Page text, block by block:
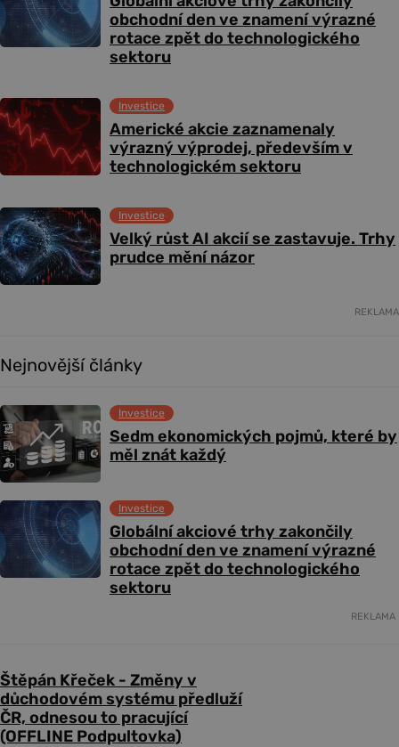
obchodní den ve znamení výrazné
rotace zpět do technologického
sektoru
Americké akcie zaznamenaly
výrazný výprodej, především v
technologickém sektoru
Investice
Velký růst AI akcií se zastavuje. Trhy
prudce mění názor
Investice
REKLAMA
Nejnovější články
Sedm ekonomických pojmů, které by
měl znát každý
Investice
Globální akciové trhy zakončily
obchodní den ve znamení výrazné
rotace zpět do technologického
sektoru
Investice
REKLAMA
Štěpán Křeček - Změny v
důchodovém systému předluží
ČR, odnesou to pracující
(OFFLINE Podpultovka)